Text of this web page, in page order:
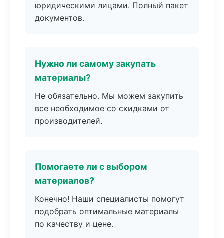
юридическими лицами. Полный пакет
документов.
Нужно ли самому закупать
материалы?
Не обязательно. Мы можем закупить
все необходимое со скидками от
производителей.
Помогаете ли с выбором
материалов?
Конечно! Наши специалисты помогут
подобрать оптимальные материалы
по качеству и цене.